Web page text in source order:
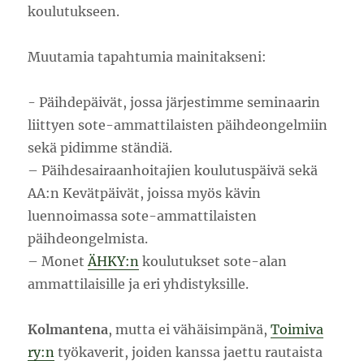
koulutukseen.
Muutamia tapahtumia mainitakseni:
-️ Päihdepäivät, jossa järjestimme seminaarin
liittyen sote-ammattilaisten päihdeongelmiin
sekä pidimme ständiä.
– Päihdesairaanhoitajien koulutuspäivä sekä
AA:n Kevätpäivät, joissa myös kävin
luennoimassa sote-ammattilaisten
päihdeongelmista.
– Monet ÄHKY:n koulutukset sote-alan
ammattilaisille ja eri yhdistyksille.
Kolmantena, mutta ei vähäisimpänä,Toimiva
ry:n työkaverit, joiden kanssa jaettu rautaista